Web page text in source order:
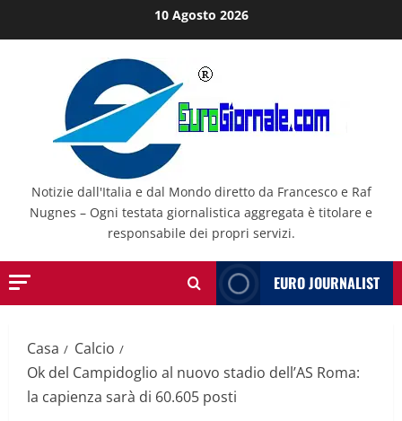
al
10 Agosto 2026
Notizie dall'Italia e dal Mondo diretto da Francesco e Raf
Nugnes – Ogni testata giornalistica aggregata è titolare e
responsabile dei propri servizi.
EURO JOURNALIST
Casa
Calcio
Ok del Campidoglio al nuovo stadio dell’AS Roma:
la capienza sarà di 60.605 posti